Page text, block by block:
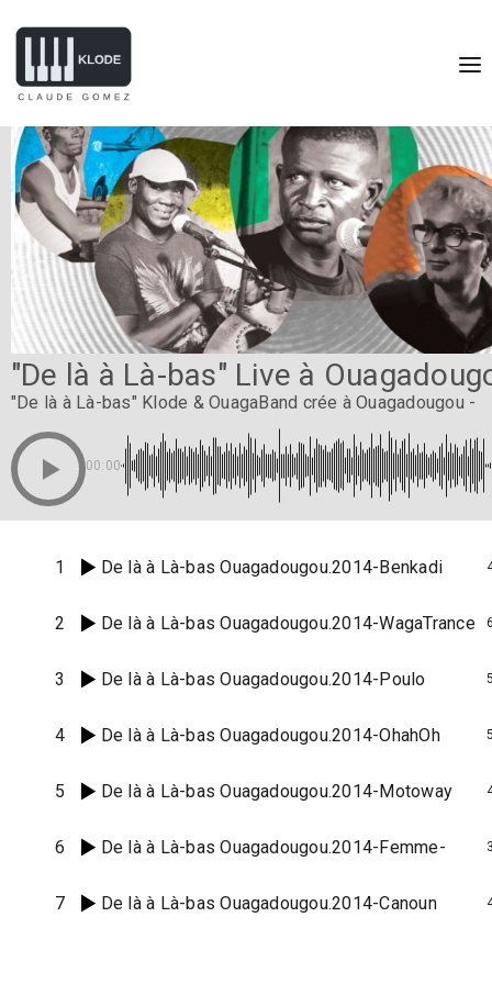
"De là à Là-bas" Live à
"De là à Là-bas" Klode & OuagaBand crée à Ouagadougou -
00:00
1 De là à Là-bas Ouagadougou.2014-Benkadi
2 De là à Là-bas Ouagadougou.2014-WagaTrance
3 De là à Là-bas Ouagadougou.2014-Poulo
4 De là à Là-bas Ouagadougou.2014-OhahOh
5 De là à Là-bas Ouagadougou.2014-Motoway
6 De là à Là-bas Ouagadougou.2014-Femme-
7 De là à Là-bas Ouagadougou.2014-Canoun